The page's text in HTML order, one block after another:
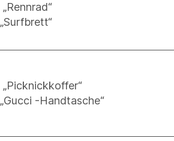
„Rennrad“
„Surfbrett“
„Picknickkoffer“
„Gucci -Handtasche“